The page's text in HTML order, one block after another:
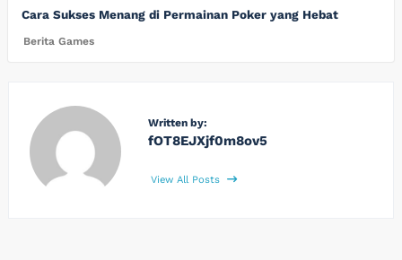
Cara Sukses Menang di Permainan Poker yang Hebat
Berita Games
Written by:
fOT8EJXjf0m8ov5
View All Posts